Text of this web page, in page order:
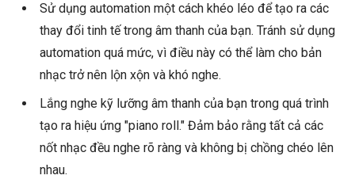
Sử dụng automation một cách khéo léo để tạo ra các
thay đổi tinh tế trong âm thanh của bạn. Tránh sử dụng
automation quá mức, vì điều này có thể làm cho bản
nhạc trở nên lộn xộn và khó nghe.
Lắng nghe kỹ lưỡng âm thanh của bạn trong quá trình
tạo ra hiệu ứng "piano roll." Đảm bảo rằng tất cả các
nốt nhạc đều nghe rõ ràng và không bị chồng chéo lên
nhau.